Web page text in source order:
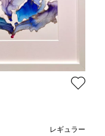
レギュラー